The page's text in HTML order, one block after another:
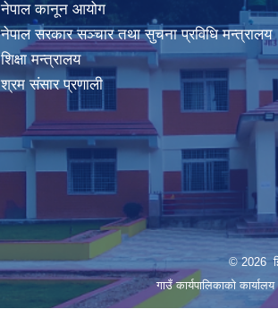
नेपाल कानून आयोग
नेपाल सरकार सञ्चार तथा सुचना प्रविधि मन्त्रालय
शिक्षा मन्त्रालय
श्रम संसार प्रणाली
© 2026
गाउँ कार्यपालिकाको